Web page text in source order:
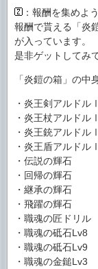
：報酬を集めよう
報酬で貰える「炎
が入っています。
是非ゲットしてみ
「炎鎧の箱」の中
・炎王剣アルドルⅠ
・炎王杖アルドルⅠ
・炎王銃アルドルⅠ
・炎王盾アルドルⅠ
・伝説の輝石
・回帰の輝石
・継承の輝石
・飛躍の輝石
・職魂の匠ドリル
・職魂の砥石Lv8
・職魂の砥石Lv9
・職魂の金鎚Lv3